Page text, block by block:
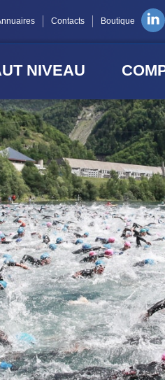
Contacts Boutique
NIVEAU